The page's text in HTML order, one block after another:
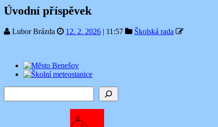
Úvodní příspěvek
Lubor Brázda 12. 2. 2026 | 11:57 Školská rada